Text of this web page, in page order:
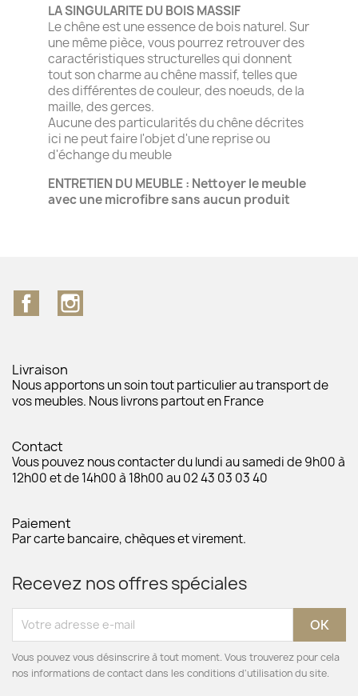
LA SINGULARITE DU BOIS MASSIF
Le chêne est une essence de bois naturel. Sur
une même pièce, vous pourrez retrouver des
caractéristiques structurelles qui donnent
tout son charme au chêne massif, telles que
des différentes de couleur, des noeuds, de la
maille, des gerces.
Aucune des particularités du chêne décrites
ici ne peut faire l'objet d'une reprise ou
d'échange du meuble
ENTRETIEN DU MEUBLE : Nettoyer le meuble
avec une microfibre sans aucun produit
Facebook
Livraison
Nous apportons un soin tout particulier au transport de
vos meubles. Nous livrons partout en France
Contact
Vous pouvez nous contacter du lundi au samedi de 9h00 à
12h00 et de 14h00 à 18h00 au 02 43 03 03 40
Paiement
Par carte bancaire, chèques et virement.
Recevez nos offres spéciales
Vous pouvez vous désinscrire à tout moment. Vous trouverez pour cela
nos informations de contact dans les conditions d'utilisation du site.